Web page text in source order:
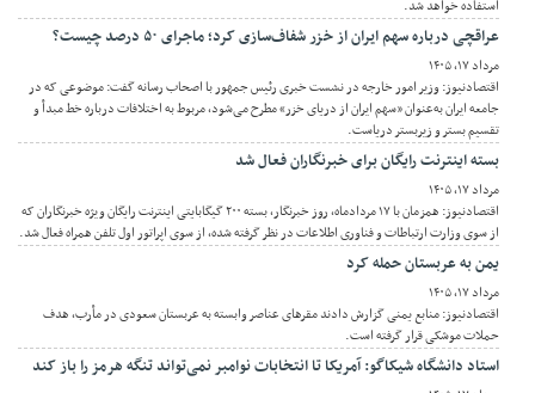
استفاده خواهد شد.
عراقچی درباره سهم ایران از خزر شفاف‌سازی کرد؛ ماجرای ۵۰ درصد چیست؟
مرداد ۱۷, ۱۴۰۵
اقتصادنیوز: وزیر امور خارجه در نشست خبری رئیس جمهور با اصحاب رسانه گفت: موضوعی که در
جامعه ایران به‌عنوان «سهم ایران از دریای خزر» مطرح می‌شود، مربوط به اختلافات درباره خط مبدأ و
تقسیم بستر و زیربستر دریاست.
بسته اینترنت رایگان برای خبرنگاران فعال شد
مرداد ۱۷, ۱۴۰۵
اقتصادنیوز: همزمان با ۱۷ مردادماه، روز خبرنگار، بسته ۲۰۰ گیگابایتی اینترنت رایگان ویژه خبرنگاران که
از سوی وزارت ارتباطات و فناوری اطلاعات در نظر گرفته شده، از سوی اپراتور اول تلفن همراه فعال شد.
یمن به عربستان حمله کرد
مرداد ۱۷, ۱۴۰۵
اقتصادنیوز: منابع یمنی گزارش دادند مقرهای عناصر وابسته به عربستان سعودی در مأرب، هدف
حملات موشکی قرار گرفته است.
استاد دانشگاه شیکاگو: آمریکا تا انتخابات نوامبر نمی‌تواند تنگه هرمز را باز کند